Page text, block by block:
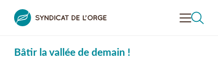
VALORISERLA VALLÉE
Bâtir la vallée de demain !